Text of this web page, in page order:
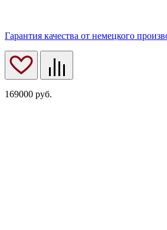
Гарантия качества от немецкого
169000 руб.